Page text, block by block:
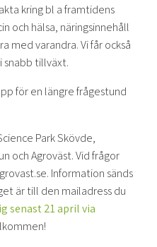
kring bl a framtidens
och hälsa, näringsinnehåll
med varandra. Vi får också
snabb tillväxt.
för en längre frågestund
Park Skövde,
och Agroväst. Vid frågor
Information sänds
är till den mailadress du
senast 21 april via